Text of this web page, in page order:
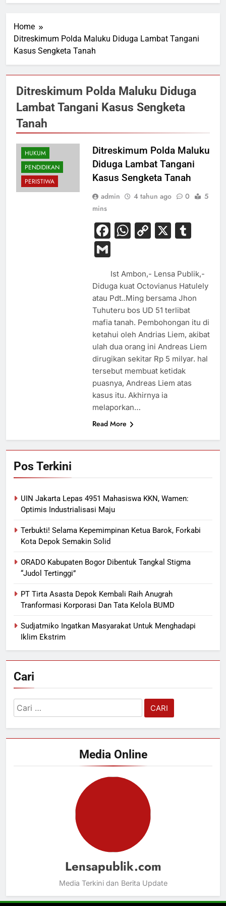
Home
Ditreskimum Polda Maluku Diduga Lambat Tangani
Kasus Sengketa Tanah
Ditreskimum Polda Maluku Diduga
Lambat Tangani Kasus Sengketa
Tanah
HUKUM
PENDIDIKAN
PERISTIWA
Ditreskimum Polda Maluku
Diduga Lambat Tangani
Kasus Sengketa Tanah
admin 4 tahun ago 0
5
mins
Facebook
WhatsApp
Copy
X
Gmail
Ist Ambon,- Lensa Publik,-
Diduga kuat Octovianus Hatulely
atau Pdt..Ming bersama Jhon
Tuhuteru bos UD 51 terlibat
mafia tanah. Pembohongan itu di
ketahui oleh Andrias Liem, akibat
ulah dua orang ini Andreas Liem
dirugikan sekitar Rp 5 milyar. hal
tersebut membuat ketidak
puasnya, Andreas Liem atas
kasus itu. Akhirnya ia
melaporkan…
Read More
Pos Terkini
UIN Jakarta Lepas 4951 Mahasiswa KKN, Wamen:
Optimis Industrialisasi Maju
Terbukti! Selama Kepemimpinan Ketua Barok, Forkabi
Kota Depok Semakin Solid
ORADO Kabupaten Bogor Dibentuk Tangkal Stigma
“Judol Tertinggi”
PT Tirta Asasta Depok Kembali Raih Anugrah
Tranformasi Korporasi Dan Tata Kelola BUMD
Sudjatmiko Ingatkan Masyarakat Untuk Menghadapi
Iklim Ekstrim
Cari
Cari
untuk:
Media Online
Lensapublik.com
Media Terkini dan Berita Update